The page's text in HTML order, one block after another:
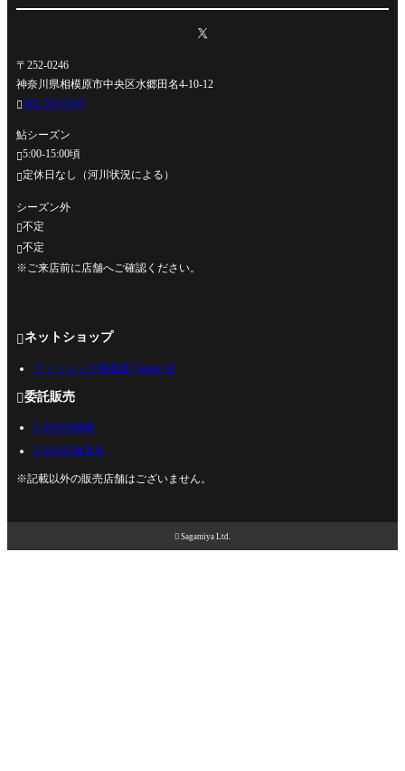
〒252-0246
神奈川県相模原市中央区水郷田名4-10-12
042-762-0330
鮎シーズン
5:00-15:00頃
定休日なし（河川状況による）
シーズン外
不定
不定
※ご来店前に店舗へご確認ください。
ネットショップ
フィッシング相模屋 Yahoo!店
委託販売
U-BASE相模
U-BASE海老名
※記載以外の販売店舗はございません。
 Sagamiya Ltd.